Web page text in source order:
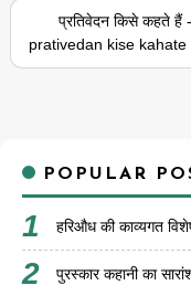
प्रतिवेदन किसे कहते हैं -
prativedan kise kahate
POPULAR
हरिऔध की काव्यगत
पुरस्कार कहानी का